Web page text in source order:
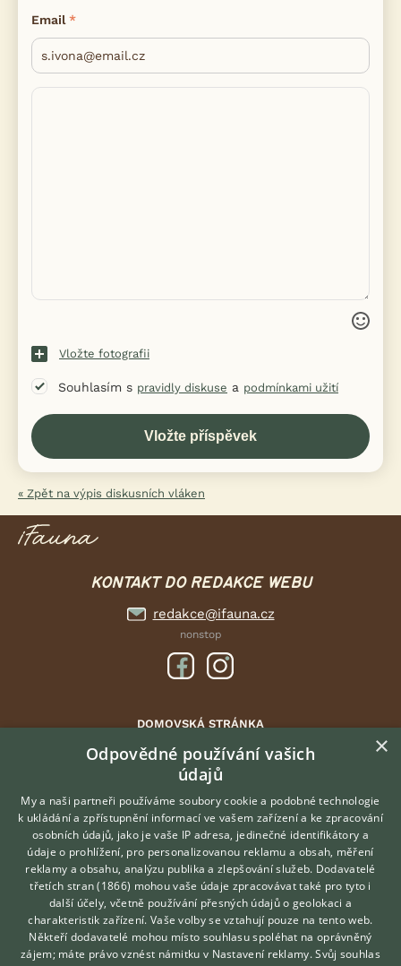
Email
Vložte fotografii
Souhlasím s pravidly diskuse a podmínkami užití
« Zpět na výpis diskusních vláken
KONTAKT DO REDAKCE WEBU
redakce@ifauna.cz
nonstop
DOMOVSKÁ STRÁNKA
INZERCE
DISKUSE
ČLÁNKY
ATLAS
O nás
Kontakt
Možnosti zvýraznění inzerátů
Podmínky užití
Zpracování osobních údajů
Hledáte zvířecího kamaráda?
Zdarma vám poradí
VETERINÁŘ ONLINE
KONZULTOVAT S
VETERINÁŘEM
×
Odpovědné používání vašich
údajů
My a naši partneři používáme soubory cookie a podobné technologie
k ukládání a zpřístupnění informací ve vašem zařízení a ke zpracování
osobních údajů, jako je vaše IP adresa, jedinečné identifikátory a
údaje o prohlížení, pro personalizovanou reklamu a obsah, měření
reklamy a obsahu, analýzu publika a zlepšování služeb. Dodavatelé
třetích stran (1866) mohou vaše údaje zpracovávat také pro tyto i
další účely, včetně používání přesných údajů o geolokaci a
charakteristik zařízení. Vaše volby se vztahují pouze na tento web.
Někteří dodavatelé mohou místo souhlasu spoléhat na oprávněný
zájem; máte právo vznést námitku v Nastavení reklamy. Svůj souhlas